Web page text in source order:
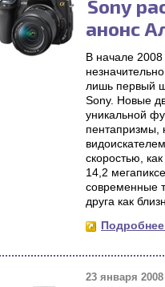
Sony
анонс
В начале
лишь первый
Sony. Новые
уникальной
пентапризмы,
скоростью,
14,2
современные
друга как
23 января 2008